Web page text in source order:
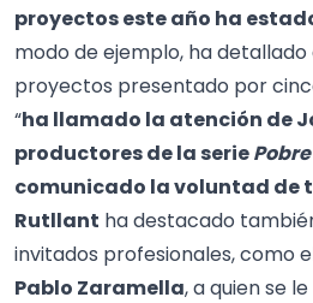
proyectos este año ha
modo de ejemplo, ha detallado
proyectos presentado por
“ha llamado la atención de
productores de la serie
comunicado la voluntad de
Rutllant ha destacado
invitados profesionales, como
Pablo Zaramella, a quien se